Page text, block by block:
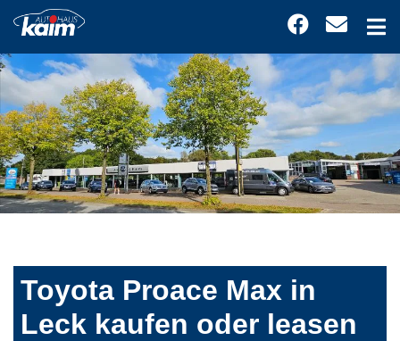
Toyota Proace Max in
Leck kaufen oder leasen